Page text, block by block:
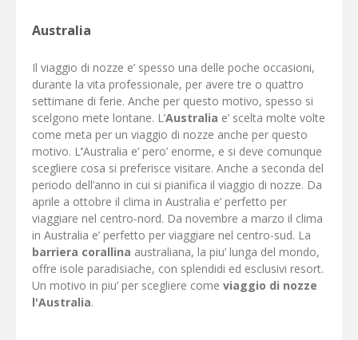
Australia
Il viaggio di nozze e’ spesso una delle poche occasioni,
durante la vita professionale, per avere tre o quattro
settimane di ferie. Anche per questo motivo, spesso si
scelgono mete lontane. L’Australia e’ scelta molte volte
come meta per un viaggio di nozze anche per questo
motivo. L’Australia e’ pero’ enorme, e si deve comunque
scegliere cosa si preferisce visitare. Anche a seconda del
periodo dell’anno in cui si pianifica il viaggio di nozze. Da
aprile a ottobre il clima in Australia e’ perfetto per
viaggiare nel centro-nord. Da novembre a marzo il clima
in Australia e’ perfetto per viaggiare nel centro-sud. La
barriera corallina australiana, la piu’ lunga del mondo,
offre isole paradisiache, con splendidi ed esclusivi resort.
Un motivo in piu’ per scegliere come viaggio di nozze
l'Australia.